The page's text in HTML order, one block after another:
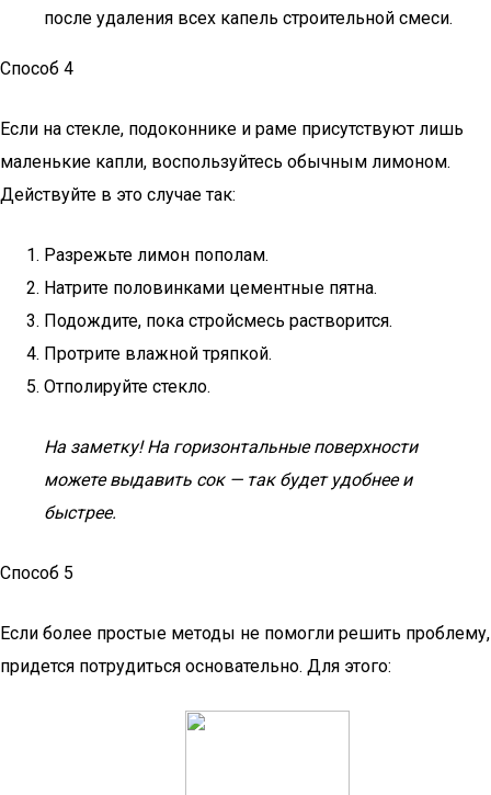
после удаления всех капель строительной смеси.
Способ 4
Если на стекле, подоконнике и раме присутствуют лишь
маленькие капли, воспользуйтесь обычным лимоном.
Действуйте в это случае так:
Разрежьте лимон пополам.
Натрите половинками цементные пятна.
Подождите, пока стройсмесь растворится.
Протрите влажной тряпкой.
Отполируйте стекло.
На заметку! На горизонтальные поверхности
можете выдавить сок — так будет удобнее и
быстрее.
Способ 5
Если более простые методы не помогли решить проблему,
придется потрудиться основательно. Для этого: